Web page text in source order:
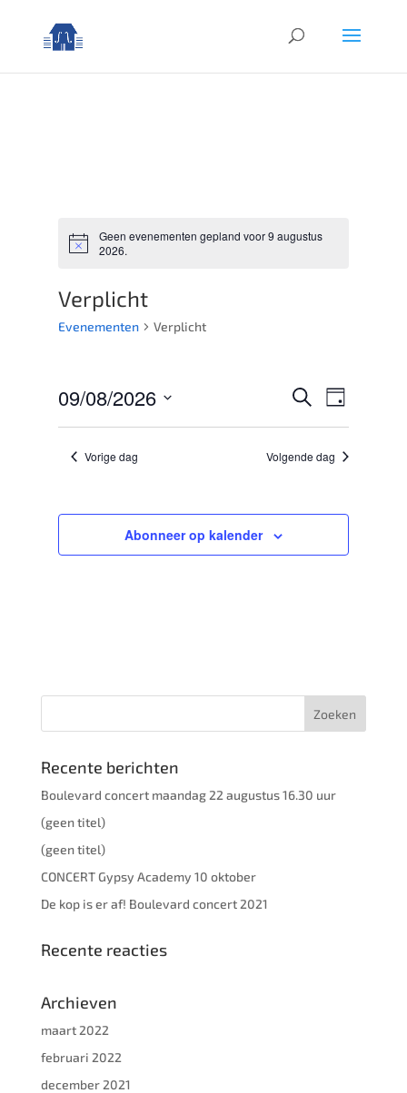
Bericht
Geen evenementen gepland voor 9 augustus
2026.
Verplicht
Evenementen Verplicht
weergeven
Zoeken
Dag
09/08/2026
datum.Vorige dag Volgende dag
Abonneer op kalender
Recente berichten
Boulevard concert maandag 22 augustus 16.30 uur
(geen titel)
(geen titel)
CONCERT Gypsy Academy 10 oktober
De kop is er af! Boulevard concert 2021
Recente reacties
Archieven
maart 2022
februari 2022
december 2021